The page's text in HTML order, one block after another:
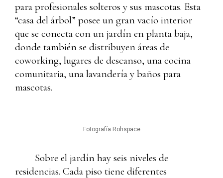
para profesionales solteros y sus mascotas. Esta
“casa del árbol” posee un gran vacío interior
que se conecta con un jardín en planta baja,
donde también se distribuyen áreas de
coworking, lugares de descanso, una cocina
comunitaria, una lavandería y baños para
mascotas.
Fotografía Rohspace
Sobre el jardín hay seis niveles de
residencias. Cada piso tiene diferentes